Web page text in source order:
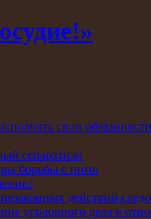
свои
сепаратизм
борьбы с ними
действий
уголовного дела в